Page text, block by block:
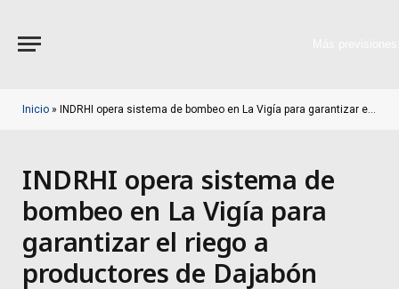
Inicio » INDRHI opera sistema de bombeo en La Vigía para garantizar el riego a productores de Dajabón
INDRHI opera sistema de
bombeo en La Vigía para
garantizar el riego a
productores de Dajabón